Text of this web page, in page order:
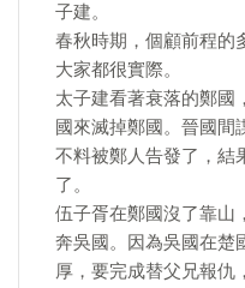
子建。
春秋時期，個顧前程的
大家都很實際。
太子建看著衰落的鄭國
國來滅掉鄭國。晉國間
不料被鄭人告發了，結
了。
伍子胥在鄭國沒了靠山
奔吳國。因為吳國在楚
厚，要完成替父兄報仇